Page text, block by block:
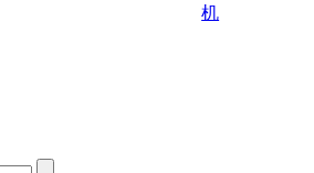
机